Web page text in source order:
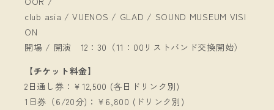
club asia / VUENOS / GLAD / SOUND MUSEUM VISI
ON
開場 / 開演 12：30（11：00リストバンド交換開始）
【チケット料金】
2日通し券：￥12,500 (各日ドリンク別)
1日券（6/20分)：￥6,800 (ドリンク別)